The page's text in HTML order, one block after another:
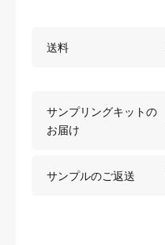
送料
サンプリングキットの
お届け
サンプルのご返送